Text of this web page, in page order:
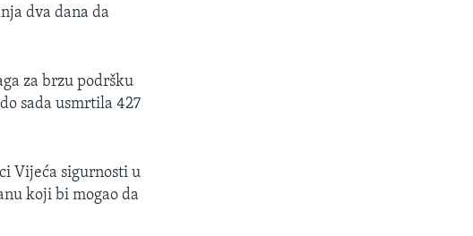
dva dana da
za brzu podršku
sada usmrtila 427
Vijeća sigurnosti u
koji bi mogao da